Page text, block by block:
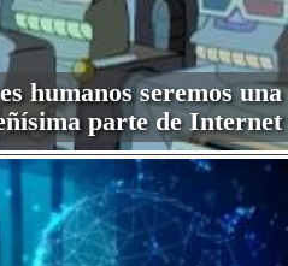
humanos seremos una
parte de Internet